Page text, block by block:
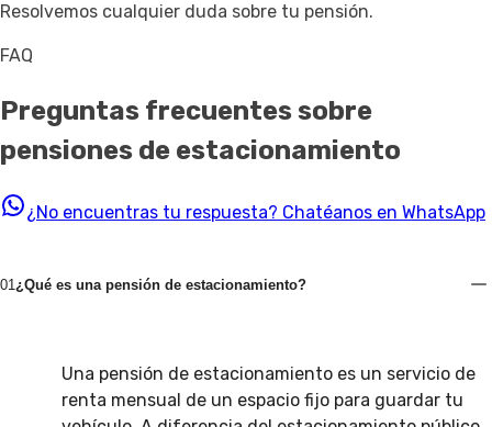
Resolvemos cualquier duda sobre tu pensión.
FAQ
Preguntas frecuentes sobre
pensiones de estacionamiento
¿No encuentras tu respuesta? Chatéanos en WhatsApp
01 ¿Qué es una pensión de estacionamiento?
Una pensión de estacionamiento es un servicio de
renta mensual de un espacio fijo para guardar tu